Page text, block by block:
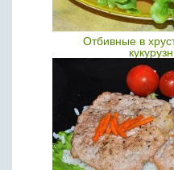
Отбивные в